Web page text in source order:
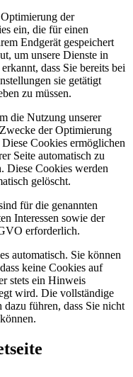
der
ein, die für einen
Endgerät gespeichert
um unsere Dienste in
dass Sie bereits bei
sie getätigt
zu müssen.
die Nutzung unserer
der Optimierung
Cookies ermöglichen
Seite automatisch zu
Diese Cookies werden
gelöscht.
für die genannten
Interessen sowie der
erforderlich.
automatisch. Sie können
keine Cookies auf
stets ein Hinweis
wird. Die vollständige
führen, dass Sie nicht